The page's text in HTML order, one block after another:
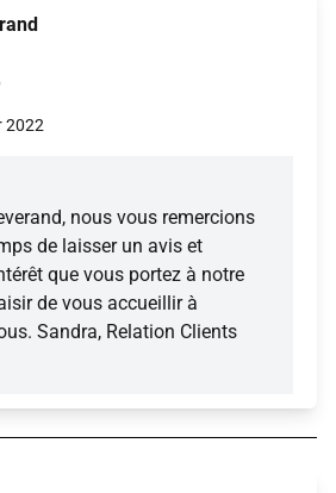
2022
nous vous remercions
de laisser un avis et
que vous portez à notre
de vous accueillir à
Sandra, Relation Clients